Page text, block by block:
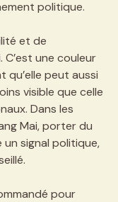
politique.
et de
une couleur
qu’elle peut aussi
visible que celle
Dans les
Mai, porter du
signal politique,
pour